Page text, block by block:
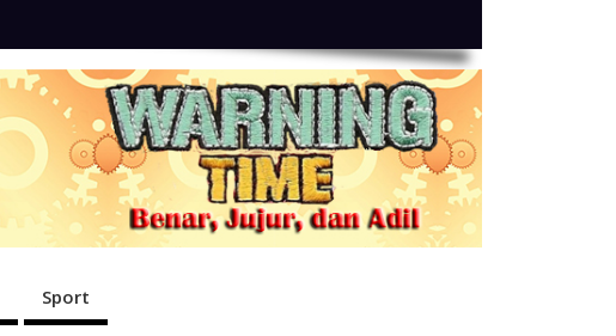
Sport